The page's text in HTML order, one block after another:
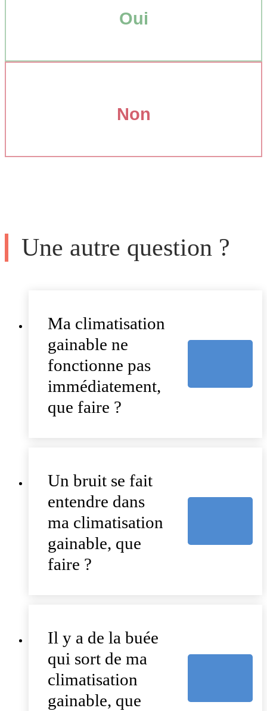
Oui
Non
Une autre question ?
Ma climatisation
gainable ne
fonctionne pas
immédiatement,
que faire ?
Un bruit se fait
entendre dans
ma climatisation
gainable, que
faire ?
Il y a de la buée
qui sort de ma
climatisation
gainable, que